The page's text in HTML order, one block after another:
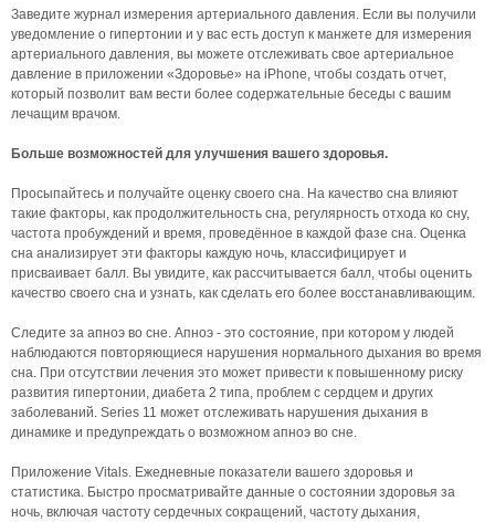
Заведите журнал измерения артериального давления. Если вы получили
уведомление о гипертонии и у вас есть доступ к манжете для измерения
артериального давления, вы можете отслеживать свое артериальное
давление в приложении «Здоровье» на iPhone, чтобы создать отчет,
который позволит вам вести более содержательные беседы с вашим
лечащим врачом.
Больше возможностей для улучшения вашего здоровья.
Просыпайтесь и получайте оценку своего сна. На качество сна влияют
такие факторы, как продолжительность сна, регулярность отхода ко сну,
частота пробуждений и время, проведённое в каждой фазе сна. Оценка
сна анализирует эти факторы каждую ночь, классифицирует и
присваивает балл. Вы увидите, как рассчитывается балл, чтобы оценить
качество своего сна и узнать, как сделать его более восстанавливающим.
Следите за апноэ во сне. Апноэ - это состояние, при котором у людей
наблюдаются повторяющиеся нарушения нормального дыхания во время
сна. При отсутствии лечения это может привести к повышенному риску
развития гипертонии, диабета 2 типа, проблем с сердцем и других
заболеваний. Series 11 может отслеживать нарушения дыхания в
динамике и предупреждать о возможном апноэ во сне.
Приложение Vitals. Ежедневные показатели вашего здоровья и
статистика. Быстро просматривайте данные о состоянии здоровья за
ночь, включая частоту сердечных сокращений, частоту дыхания,